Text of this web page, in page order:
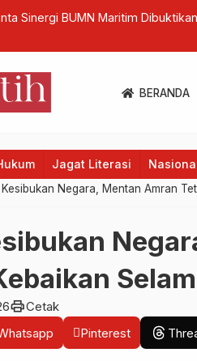
Sinergi BUMN Maritim
BERANDA
Jagat Literasi
Negara, Mentan Amran
printCetak
Pinterest